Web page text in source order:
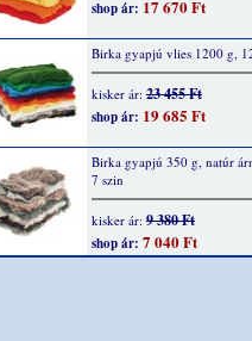
shop ár: 17 670 Ft
Birka gyapjú vlies 1200 g,
kisker ár: 23 455 Ft
shop ár: 19 685 Ft
Birka gyapjú 350 g, natúr
7 szin
kisker ár: 9 380 Ft
shop ár: 7 040 Ft